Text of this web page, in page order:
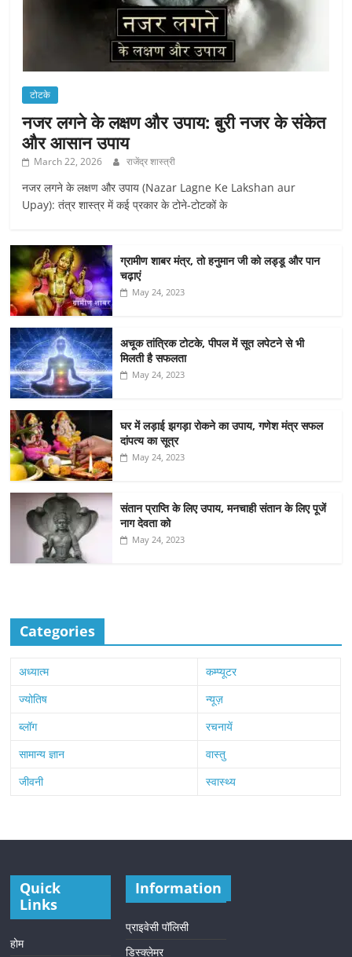
टोटके
नजर लगने के लक्षण और उपाय: बुरी नजर के संकेत
और आसान उपाय
March 22, 2026 राजेंद्र शास्त्री
नजर लगने के लक्षण और उपाय (Nazar Lagne Ke Lakshan aur
Upay): तंत्र शास्त्र में कई प्रकार के टोने-टोटकों के
ग्रामीण शाबर मंत्र, तो हनुमान जी को लड्डू और पान
चढ़ाएं
May 24, 2023
अचूक तांत्रिक टोटके, पीपल में सूत लपेटने से भी
मिलती है सफलता
May 24, 2023
घर में लड़ाई झगड़ा रोकने का उपाय, गणेश मंत्र सफल
दांपत्य का सूत्र
May 24, 2023
संतान प्राप्ति के लिए उपाय, मनचाही संतान के लिए पूजें
नाग देवता को
May 24, 2023
Categories
अध्यात्म
कम्प्यूटर
ज्योतिष
न्यूज़
ब्लॉग
रचनायें
सामान्य ज्ञान
वास्तु
जीवनी
स्वास्थ्य
Quick
Links
होम
Information
प्राइवेसी पॉलिसी
डिस्क्लेमर